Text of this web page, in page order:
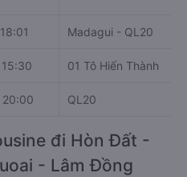
Madagui - QL20
01 Tô Hiến Thành
QL20
đi Hòn Đất -
- Lâm Đồng